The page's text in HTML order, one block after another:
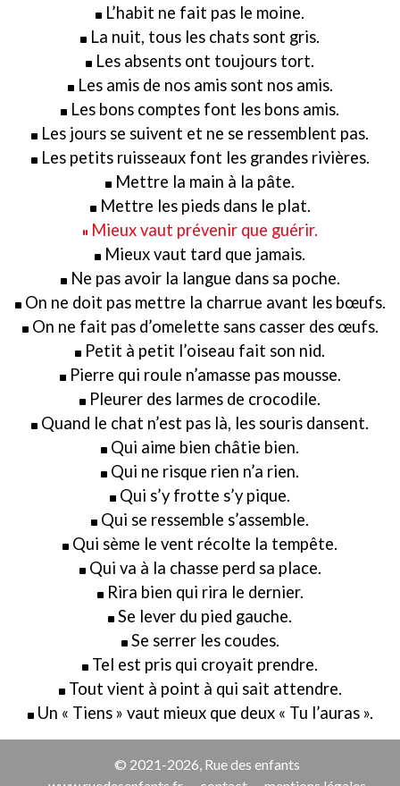
L’habit ne fait pas le moine.
La nuit, tous les chats sont gris.
Les absents ont toujours tort.
Les amis de nos amis sont nos amis.
Les bons comptes font les bons amis.
Les jours se suivent et ne se ressemblent pas.
Les petits ruisseaux font les grandes rivières.
Mettre la main à la pâte.
Mettre les pieds dans le plat.
Mieux vaut prévenir que guérir.
Mieux vaut tard que jamais.
Ne pas avoir la langue dans sa poche.
On ne doit pas mettre la charrue avant les bœufs.
On ne fait pas d’omelette sans casser des œufs.
Petit à petit l’oiseau fait son nid.
Pierre qui roule n’amasse pas mousse.
Pleurer des larmes de crocodile.
Quand le chat n’est pas là, les souris dansent.
Qui aime bien châtie bien.
Qui ne risque rien n’a rien.
Qui s’y frotte s’y pique.
Qui se ressemble s’assemble.
Qui sème le vent récolte la tempête.
Qui va à la chasse perd sa place.
Rira bien qui rira le dernier.
Se lever du pied gauche.
Se serrer les coudes.
Tel est pris qui croyait prendre.
Tout vient à point à qui sait attendre.
Un « Tiens » vaut mieux que deux « Tu l’auras ».
© 2021-2026, Rue des enfants